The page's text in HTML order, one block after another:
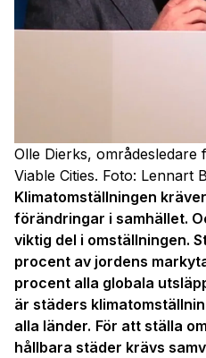
Olle Dierks, områdesledare
Viable Cities. Foto: Lennart
Klimatomställningen
förändringar i samhället.
viktig del i omställningen.
procent av jordens
procent alla globala
är städers
alla länder. För att ställa
hållbara städer krävs